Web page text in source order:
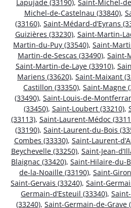
Lapujade (33190), Saint-Michel-
Michel-de-Castelnau (33840),
(33160), Saint-Médard-d’Eyrans
Guizières (33230), Saint-Martin-
Martin-du-Puy (33540), Saint-
Martin-de-Sescas (33490), Saint-
Saint-Martin-de-Laye (33910),
Mariens (33620), Saint-Maixant
Castillon (33350), Saint-Magne
(33490), Saint-Louis-de-
(33450), Saint-Loubert (33210),
(33113), Saint-Laurent-Médoc
(33190), Saint-Laurent-du-Bois
Combes (33330), Saint-Laurent-
Beychevelle (33250), Saint-Jean-
Blaignac (33420), Saint-Hilaire-du-
de-la-Noaille (33190), Saint-
Saint-Gervais (33240), Saint-
Germain-d’Esteuil (33340),
(33240), Saint-Germain-de-Grave